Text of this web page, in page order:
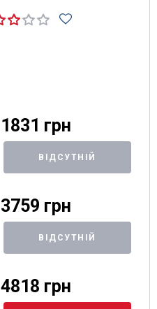
1831 грн
ВІДСУТНІЙ
3759 грн
ВІДСУТНІЙ
4818 грн